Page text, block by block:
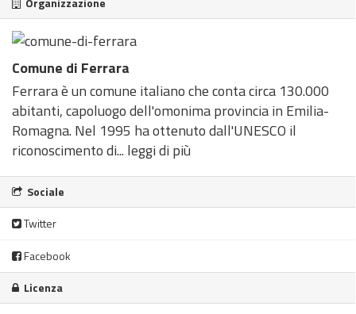
Comune di Ferrara
Ferrara è un comune italiano che conta circa 130.000
abitanti, capoluogo dell'omonima provincia in Emilia-
Romagna. Nel 1995 ha ottenuto dall'UNESCO il
riconoscimento di... leggi di più
Sociale
Twitter
Facebook
Licenza